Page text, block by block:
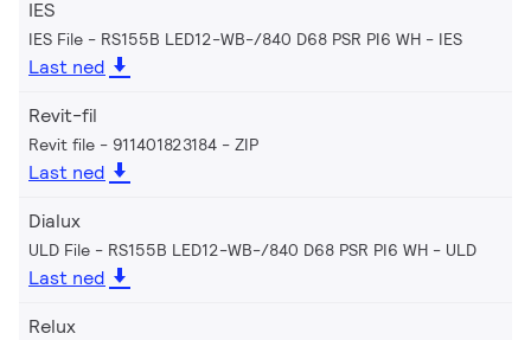
IES
IES File - RS155B LED12-WB-/840 D68 PSR PI6 WH IES
Last ned
Revit-fil
Revit file - 911401823184 ZIP
Last ned
Dialux
ULD File - RS155B LED12-WB-/840 D68 PSR PI6 WH ULD
Last ned
Relux